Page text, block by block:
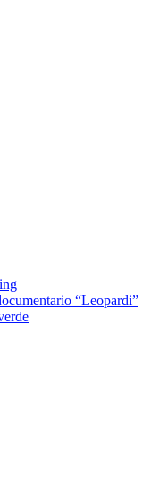
“Leopardi”